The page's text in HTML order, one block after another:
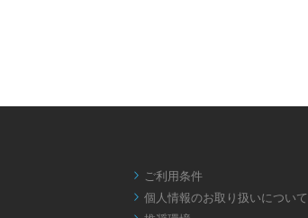
 ご利用条件
 個人情報のお取り扱いについて